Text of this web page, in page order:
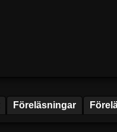
Föreläsningar